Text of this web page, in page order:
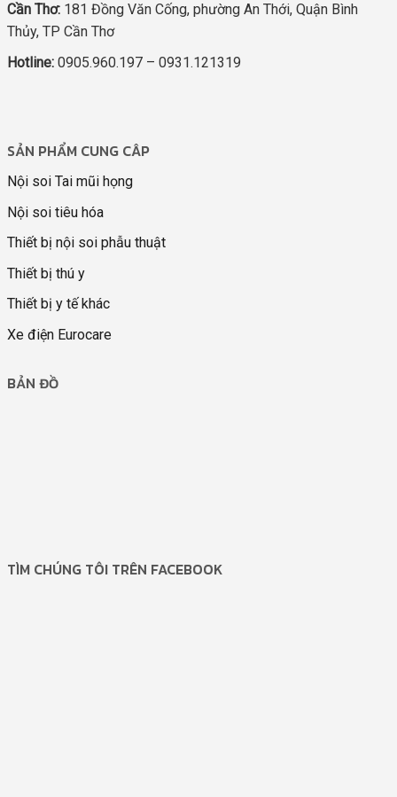
Cần Thơ: 181 Đồng Văn Cống, phường An Thới, Quận Bình
Thủy, TP Cần Thơ
Hotline: 0905.960.197 – 0931.121319
SẢN PHẨM CUNG CÂP
Nội soi Tai mũi họng
Nội soi tiêu hóa
Thiết bị nội soi phẫu thuật
Thiết bị thú y
Thiết bị y tế khác
Xe điện Eurocare
BẢN ĐỒ
TÌM CHÚNG TÔI TRÊN FACEBOOK